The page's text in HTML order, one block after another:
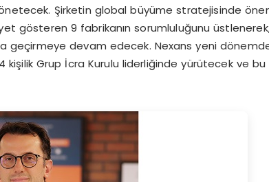
Şirketin global büyüme stratejisinde
gösteren 9 fabrikanın sorumluluğunu
geçirmeye devam edecek. Nexans yeni
kişilik Grup İcra Kurulu liderliğinde yürütecek ve